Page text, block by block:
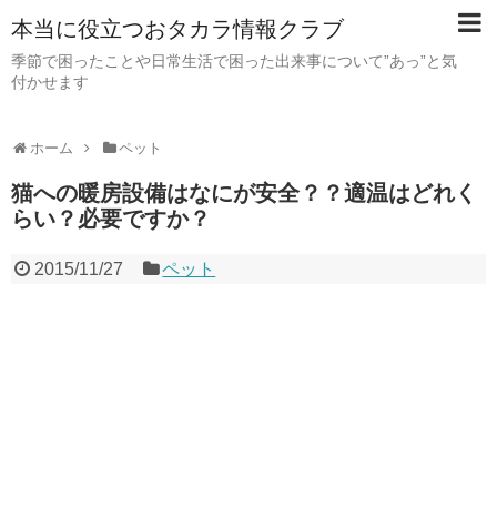
本当に役立つおタカラ情報クラブ
季節で困ったことや日常生活で困った出来事について”あっ”と気
付かせます
ホーム ペット
猫への暖房設備はなにが安全？？適温はどれく
らい？必要ですか？
2015/11/27 ペット